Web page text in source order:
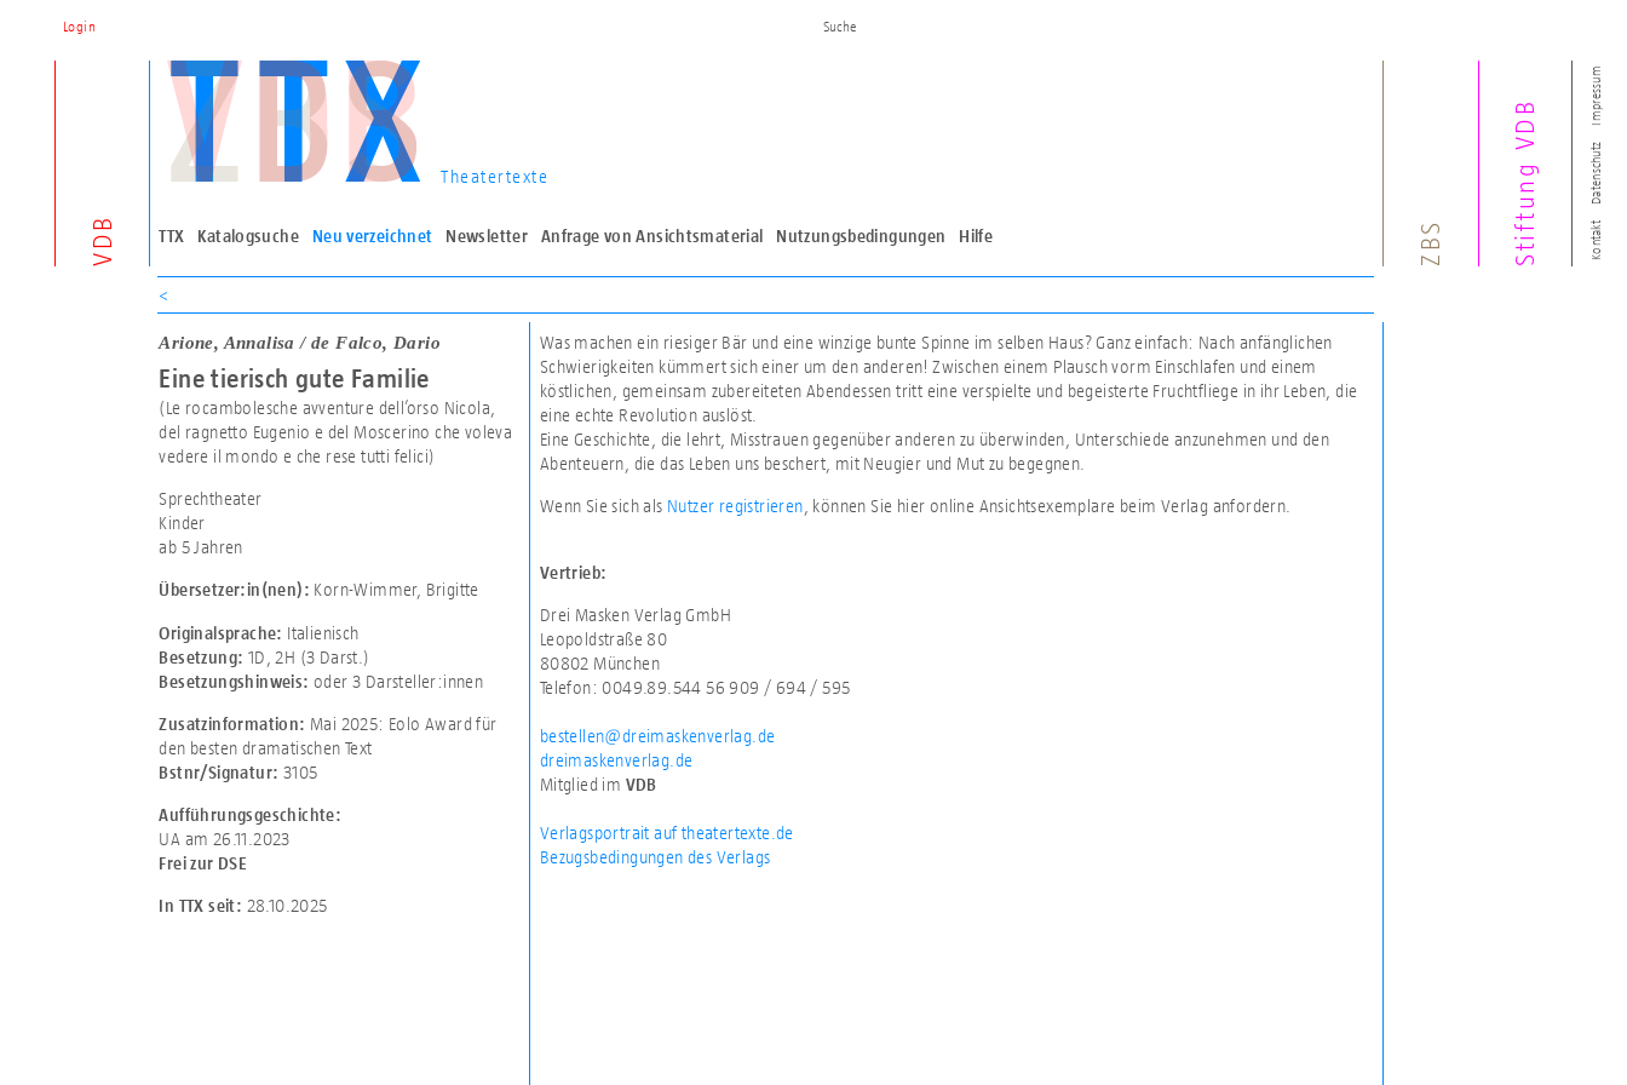
Kontakt
Datenschutz
Impressum
VDB
Theatertexte
TTX Katalogsuche Neu verzeichnet Newsletter Anfrage von Ansichtsmaterial Nutzungsbedingungen Hilfe ZBS Stiftung VDB
Login
<
Arione, Annalisa / de Falco, Dario
Eine tierisch gute Familie
(Le rocambolesche avventure dell’orso Nicola,
del ragnetto Eugenio e del Moscerino che voleva
vedere il mondo e che rese tutti felici)
Sprechtheater
Kinder
ab 5 Jahren
Übersetzer:in(nen): Korn-Wimmer, Brigitte
Originalsprache: Italienisch
Besetzung: 1D 2H (3 Darst.)
Besetzungshinweis: oder 3 Darsteller:innen
Zusatzinformation: Mai 2025: Eolo Award für
den besten dramatischen Text
Bstnr/Signatur: 3105
Aufführungsgeschichte:
UA am 26.11.2023
Frei zur DSE
In TTX seit: 28.10.2025
Was machen ein riesiger Bär und eine winzige bunte Spinne im selben Haus? Ganz einfach: Nach anfänglichen
Schwierigkeiten kümmert sich einer um den anderen! Zwischen einem Plausch vorm Einschlafen und einem
köstlichen, gemeinsam zubereiteten Abendessen tritt eine verspielte und begeisterte Fruchtfliege in ihr Leben, die
eine echte Revolution auslöst.
Eine Geschichte, die lehrt, Misstrauen gegenüber anderen zu überwinden, Unterschiede anzunehmen und den
Abenteuern, die das Leben uns beschert, mit Neugier und Mut zu begegnen.
Wenn Sie sich als Nutzer registrieren , können Sie hier online Ansichtsexemplare beim Verlag anfordern.
Vertrieb:
Drei Masken Verlag GmbH
Leopoldstraße 80
80802 München
Telefon: 0049.89.544 56 909 / 694 / 595
bestellen@dreimaskenverlag.de
dreimaskenverlag.de
Mitglied im VDB
Verlagsportrait auf theatertexte.de
Bezugsbedingungen des Verlags